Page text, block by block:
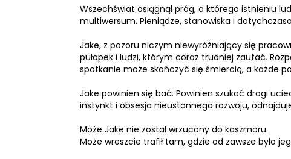
Wszechświat osiągnął próg, o którego istnieniu
multiwersum. Pieniądze, stanowiska i
Jake, z pozoru niczym niewyróżniający się
pułapek i ludzi, którym coraz trudniej zaufać.
spotkanie może skończyć się śmiercią, a każde
Jake powinien się bać. Powinien szukać drogi
instynkt i obsesja nieustannego rozwoju,
Może Jake nie został wrzucony do koszmaru.
Może wreszcie trafił tam, gdzie od zawsze było